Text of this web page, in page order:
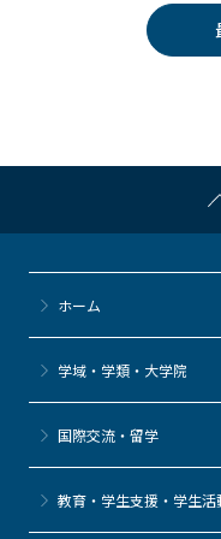
k
erk
et
ホーム
学域・学類・大学院
国際交流・留学
教育・学生支援・学生活